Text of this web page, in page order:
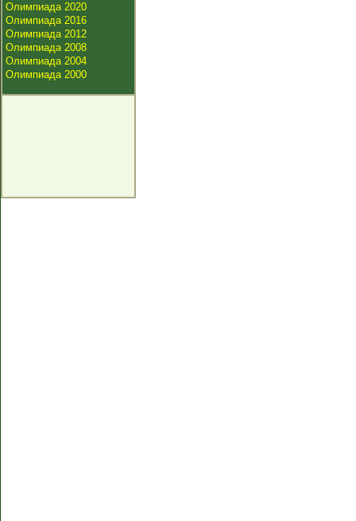
Олимпиада 2020
Олимпиада 2016
Олимпиада 2012
Олимпиада 2008
Олимпиада 2004
Олимпиада 2000